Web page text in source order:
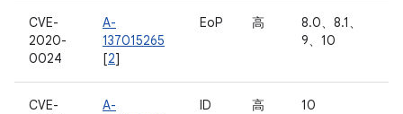
CVE-
2020-
0024
A-
137015265
[2]
EoP 高
8.0、8.1、
9、10
CVE-
A-
ID 高 10